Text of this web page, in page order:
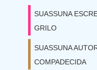
SUASSUNA
GRILO
SUASSUNA
COMPADECIDA